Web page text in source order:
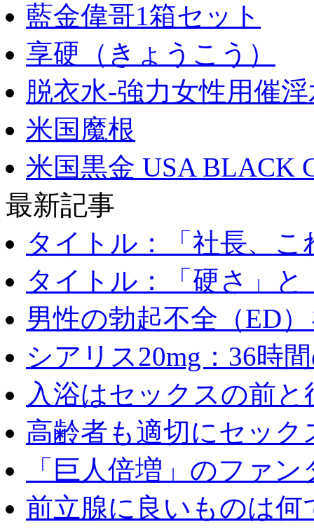
藍金偉哥1箱セット
享硬（きょうこう）
脱衣水-強力女性用催
米国魔根
米国黒金 USA BLACK
最新記事
タイトル：「社長、こ
タイトル：「硬さ」と
男性の勃起不全（ED
シアリス20mg：36時
入浴はセックスの前と
高齢者も適切にセック
「巨人倍増」のファ
前立腺に良いものは何